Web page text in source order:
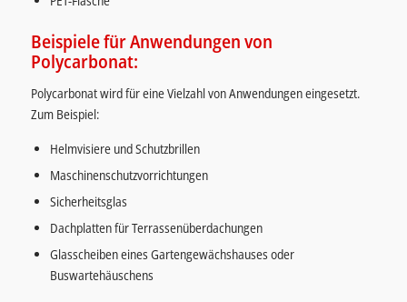
Beispiele für Anwendungen von
Polycarbonat:
Polycarbonat wird für eine Vielzahl von Anwendungen eingesetzt.
Zum Beispiel:
Helmvisiere und Schutzbrillen
Maschinenschutzvorrichtungen
Sicherheitsglas
Dachplatten für Terrassenüberdachungen
Glasscheiben eines Gartengewächshauses oder
Buswartehäuschens